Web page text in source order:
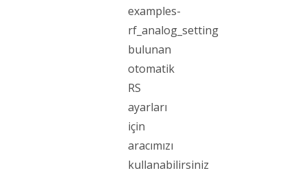
examples-
rf_analog_setting
bulunan
otomatik
RS
ayarları
için
aracımızı
kullanabilirsiniz